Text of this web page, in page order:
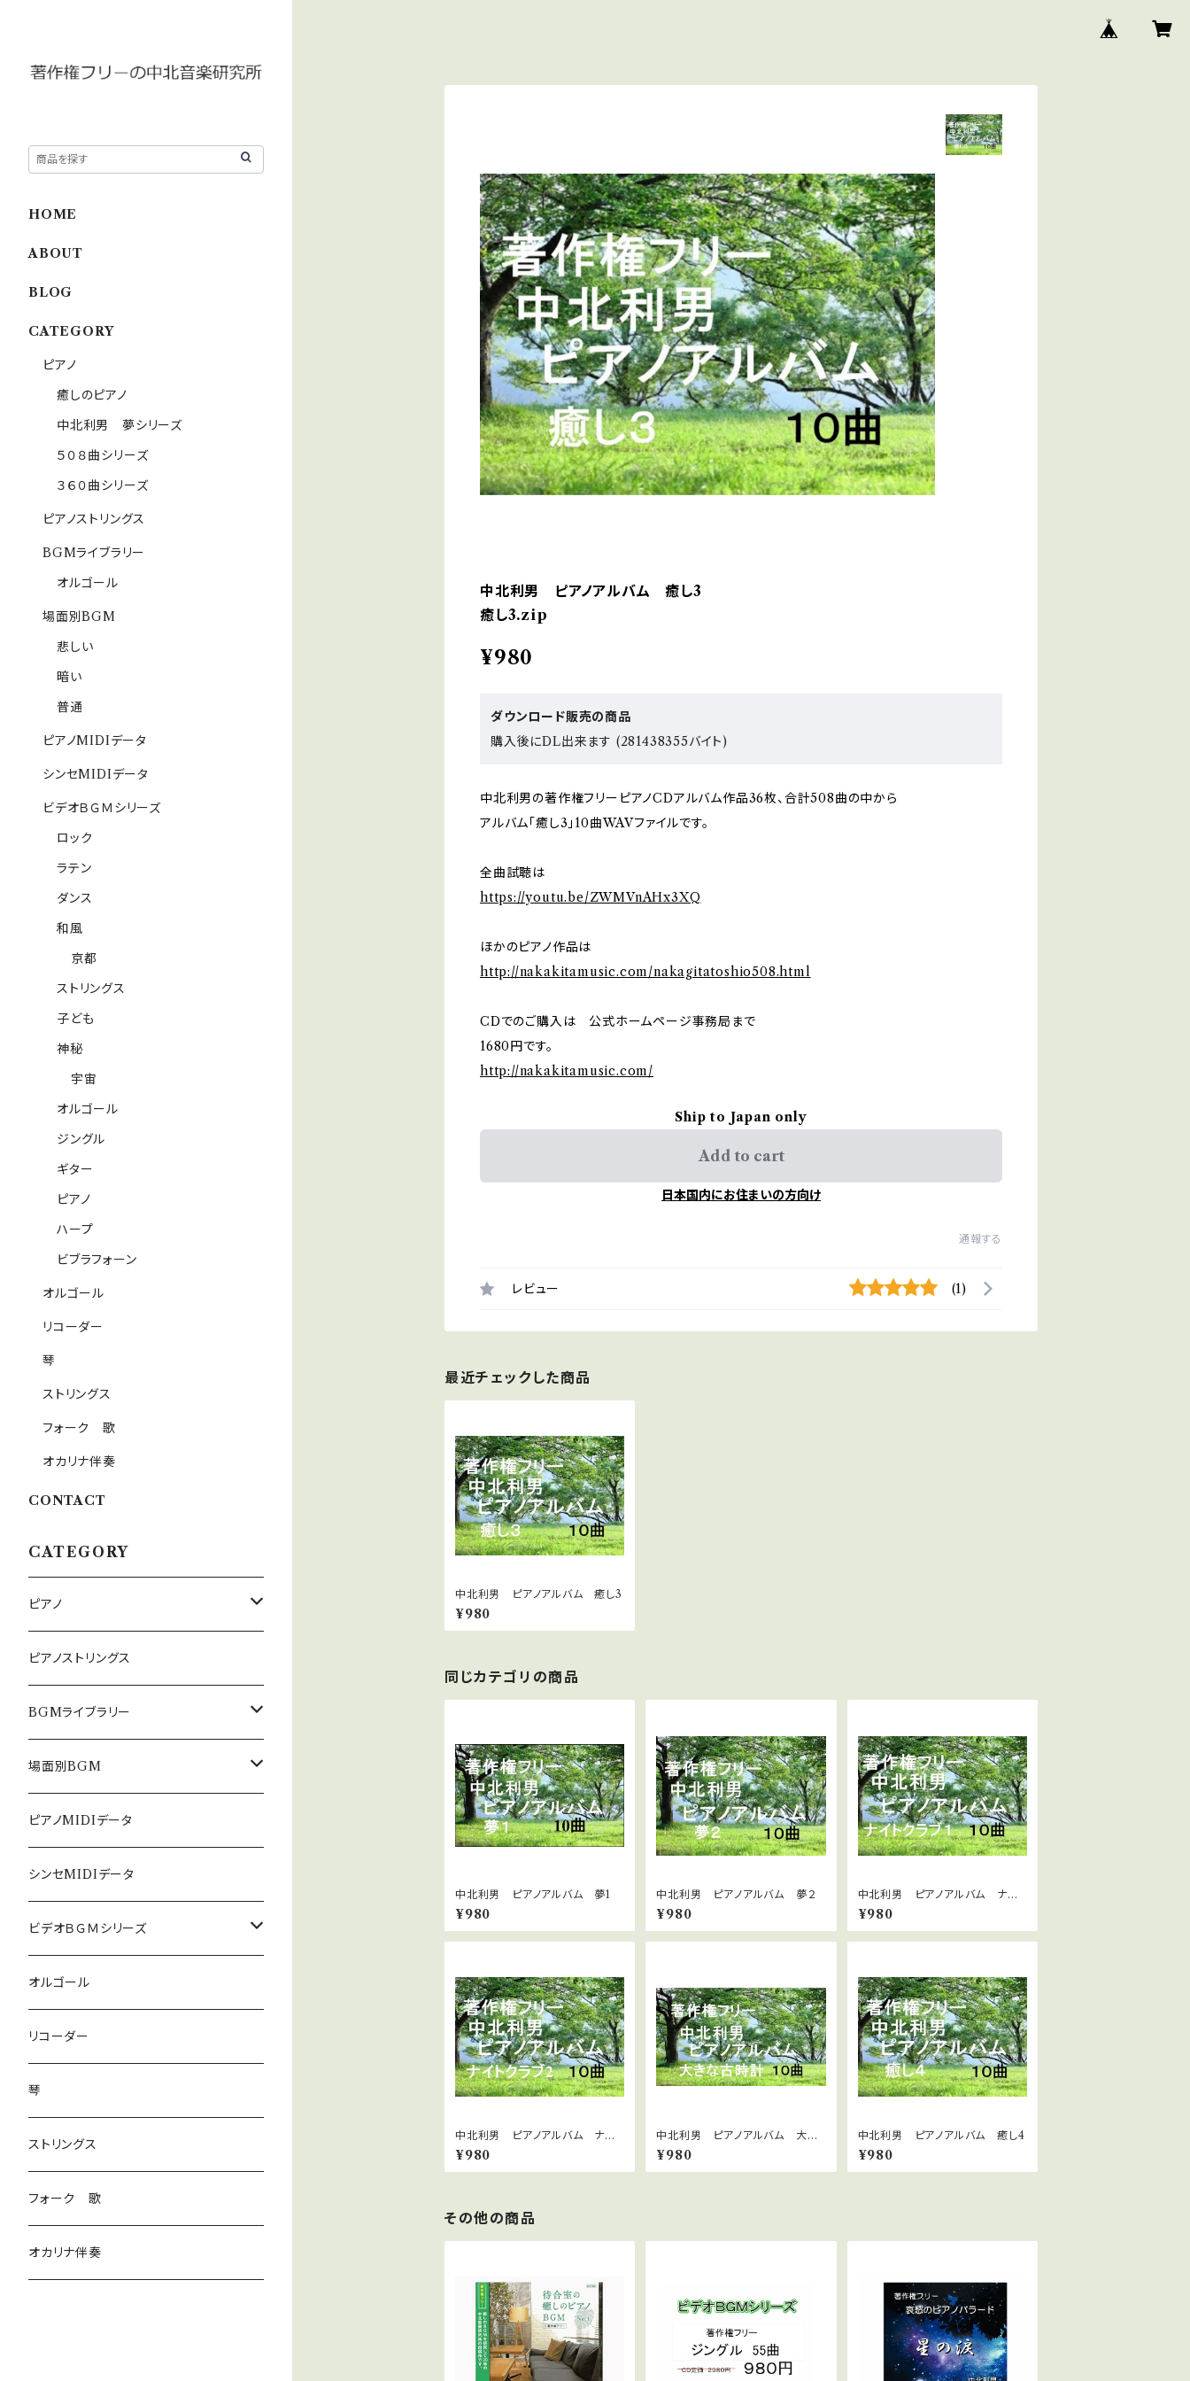
中北利男 ピアノアルバム 癒し3
癒し3.zip
¥980
ダウンロード販売の商品
購入後にDL出来ます (281438355バイト)
中北利男の著作権フリーピアノCDアルバム作品36枚、合計508曲の中から
アルバム「癒し3」10曲WAVファイルです。
全曲試聴は
https://youtu.be/ZWMVnAHx3XQ
ほかのピアノ作品は
http://nakakitamusic.com/nakagitatoshio508.html
CDでのご購入は 公式ホームページ事務局まで
1680円です。
http://nakakitamusic.com/
Ship to Japan only
Add to cart
日本国内にお住まいの方向け
通報する
レビュー (1)
最近チェックした商品
中北利男 ピアノアルバム 癒し3
¥980
同じカテゴリの商品
中北利男 ピアノアルバム 夢1
¥980
中北利男 ピアノアルバム 夢２
¥980
中北利男 ピアノアルバム ナイト
クラブ１
¥980
中北利男 ピアノアルバム ナイト
クラブ２
¥980
中北利男 ピアノアルバム 大き
な古時計
¥980
中北利男 ピアノアルバム 癒し4
¥980
その他の商品
HOME
ABOUT
BLOG
CATEGORY
ピアノ
癒しのピアノ
中北利男 夢シリーズ
５０８曲シリーズ
３６０曲シリーズ
ピアノストリングス
BGMライブラリー
オルゴール
場面別BGM
悲しい
暗い
普通
ピアノMIDIデータ
シンセMIDIデータ
ビデオＢＧＭシリーズ
ロック
ラテン
ダンス
和風
京都
ストリングス
子ども
神秘
宇宙
オルゴール
ジングル
ギター
ピアノ
ハープ
ビブラフォーン
オルゴール
リコーダー
琴
ストリングス
フォーク 歌
オカリナ伴奏
CONTACT
CATEGORY
ピアノ
癒しのピアノ
中北利男 夢シリーズ
５０８曲シリーズ
３６０曲シリーズ
ピアノストリングス
BGMライブラリー
オルゴール
場面別BGM
悲しい
暗い
普通
ピアノMIDIデータ
シンセMIDIデータ
ビデオＢＧＭシリーズ
ロック
ラテン
ダンス
和風
京都
ストリングス
子ども
オルゴール
リコーダー
琴
ストリングス
フォーク 歌
オカリナ伴奏